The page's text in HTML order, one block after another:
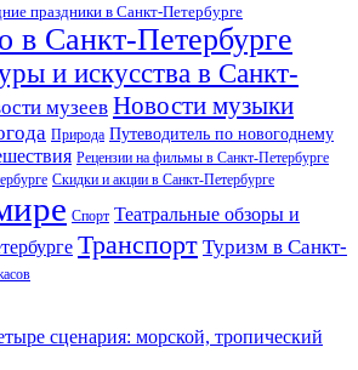
праздники в Санкт-Петербурге
в Санкт-Петербурге
и искусства в Санкт-
музеев Новости музыки
Природа Путеводитель по новогоднему
Рецензии на фильмы в Санкт-Петербурге
Скидки и акции в Санкт-Петербурге
Спорт Театральные обзоры и
Транспорт Туризм в Санкт-
сценария: морской, тропический